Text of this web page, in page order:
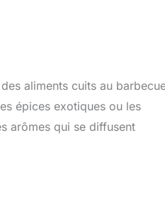
aliments cuits au
épices exotiques ou les
arômes qui se diffusent